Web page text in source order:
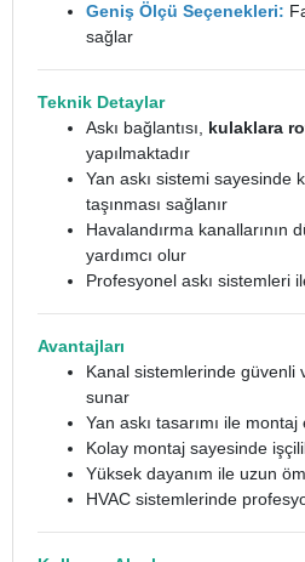
Geniş Ölçü Seçenekleri:
sağlar
Teknik Detaylar
Askı bağlantısı, kulaklara
yapılmaktadır
Yan askı sistemi sayesinde
taşınması sağlanır
Havalandırma kanallarının
yardımcı olur
Profesyonel askı sistemleri
Avantajları
Kanal sistemlerinde güvenli
sunar
Yan askı tasarımı ile
Kolay montaj sayesinde
Yüksek dayanım ile uzun
HVAC sistemlerinde